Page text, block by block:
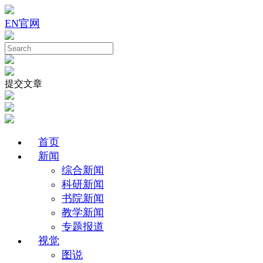
EN官网
提交文章
首页
新闻
综合新闻
科研新闻
书院新闻
教学新闻
专题报道
视觉
图说